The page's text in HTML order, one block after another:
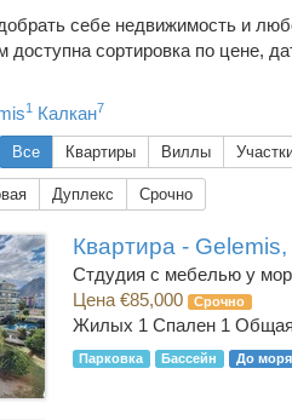
себе недвижимость и
сортировка по цене,
1 Калкан7
Все Квартиры Виллы
Дуплекс Срочно
Квартира -
Стдудия с мебелью у
Цена €85,000
Срочно
Жилых 1 Спален 1
Парковка Бассейн До